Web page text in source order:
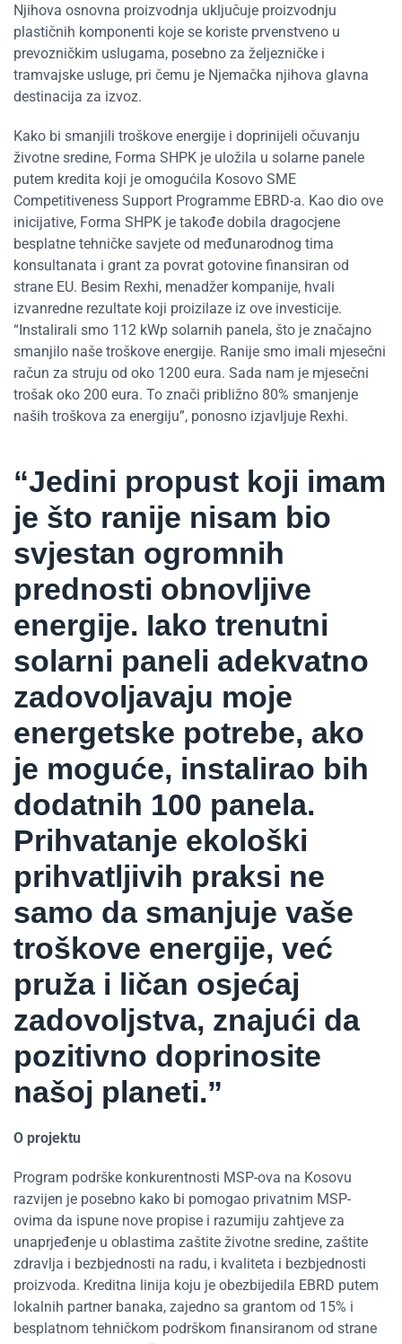
Njihova osnovna proizvodnja uključuje proizvodnju
plastičnih komponenti koje se koriste prvenstveno u
prevozničkim uslugama, posebno za željezničke i
tramvajske usluge, pri čemu je Njemačka njihova glavna
destinacija za izvoz.
Kako bi smanjili troškove energije i doprinijeli očuvanju
životne sredine, Forma SHPK je uložila u solarne panele
putem kredita koji je omogućila Kosovo SME
Competitiveness Support Programme EBRD-a. Kao dio ove
inicijative, Forma SHPK je takođe dobila dragocjene
besplatne tehničke savjete od međunarodnog tima
konsultanata i grant za povrat gotovine finansiran od
strane EU. Besim Rexhi, menadžer kompanije, hvali
izvanredne rezultate koji proizilaze iz ove investicije.
“Instalirali smo 112 kWp solarnih panela, što je značajno
smanjilo naše troškove energije. Ranije smo imali mjesečni
račun za struju od oko 1200 eura. Sada nam je mjesečni
trošak oko 200 eura. To znači približno 80% smanjenje
naših troškova za energiju”, ponosno izjavljuje Rexhi.
“Jedini propust koji imam
je što ranije nisam bio
svjestan ogromnih
prednosti obnovljive
energije. Iako trenutni
solarni paneli adekvatno
zadovoljavaju moje
energetske potrebe, ako
je moguće, instalirao bih
dodatnih 100 panela.
Prihvatanje ekološki
prihvatljivih praksi ne
samo da smanjuje vaše
troškove energije, već
pruža i ličan osjećaj
zadovoljstva, znajući da
pozitivno doprinosite
našoj planeti.”
O projektu
Program podrške konkurentnosti MSP-ova na Kosovu
razvijen je posebno kako bi pomogao privatnim MSP-
ovima da ispune nove propise i razumiju zahtjeve za
unaprjeđenje u oblastima zaštite životne sredine, zaštite
zdravlja i bezbjednosti na radu, i kvaliteta i bezbjednosti
proizvoda. Kreditna linija koju je obezbijedila EBRD putem
lokalnih partner banaka, zajedno sa grantom od 15% i
besplatnom tehničkom podrškom finansiranom od strane